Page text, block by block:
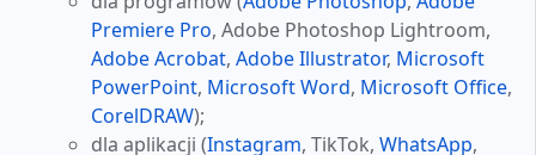
Premiere Pro, Adobe Photoshop Lightroom,
Adobe Acrobat, Adobe Illustrator, Microsoft
PowerPoint, Microsoft Word, Microsoft Office,
CorelDRAW);
dla aplikacji (Instagram, TikTok, WhatsApp,